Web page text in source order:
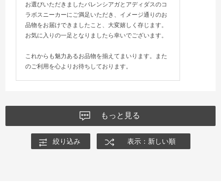
お選びいただきましたバレンシアガとアディダスのコ
ラボスニーカーにご満足いただき、イメージ通りのお
品物をお届けできましたこと、大変嬉しく存じます。
お気に入りの一足となりましたら幸いでございます。
これからも魅力あるお品物を揃えてまいります。また
のご利用を心よりお待ちしております。
もっと見る
絞り込み 表示：新しい順